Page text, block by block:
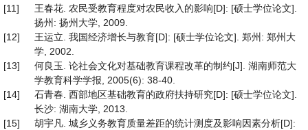
[11]
王春花. 农民受教育程度对农民收入的影响[D]: [硕士学位论文].
扬州: 扬州大学, 2009.
[12]
王运立. 我国经济增长与教育[D]: [硕士学位论文]. 郑州: 郑州大
学, 2002.
[13]
何良玉. 论社会文化对基础教育课程改革的制约[J]. 湖南师范大
学教育科学学报, 2005(6): 38-40.
[14]
石青春. 西部地区基础教育的政府扶持研究[D]: [硕士学位论文].
长沙: 湖南大学, 2013.
[15]
胡宇凡. 城乡义务教育质量差距的统计测度及影响因素分析[D]: